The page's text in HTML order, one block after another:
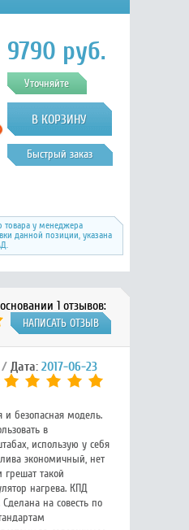
9790 руб.
Уточняйте
Быстрый заказ
товара у менеджера
данной позиции, указана
1 отзывов:
НАПИСАТЬ ОТЗЫВ
Дата: 2017-06-23
и безопасная модель.
в
использую у себя
экономичный, нет
такой
нагрева. КПД
на совесть по